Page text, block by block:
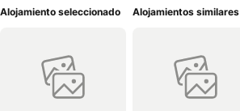
hotel incluyen sauna y gimnasio.
Alojamiento seleccionado Alojamientos similares